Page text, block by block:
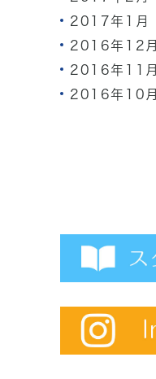
2017年1月
2016年12月
2016年11月
2016年10月